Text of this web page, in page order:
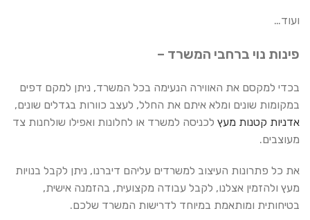
ועוד…
פינות נוי ברחבי המשרד –
בכדי למקסם את האווירה הנעימה בכל המשרד, ניתן למקם דפים
במקומות שונים ומלא איתם את החלל, לעצב כוורות בגדלים שונים,
אדניות קטנות מעץ לכניסה למשרד או לחלונות ואפילו שולחנות צד
מעוצבים.
את כל פתרונות העיצוב למשרדים עליהם דיברנו, ניתן לקבל בנויות
מעץ ולהזמין אצלנו, לקבל עבודה מקצועית, בהזמנה אישית,
בטיחותית ומותאמת במיוחד לדרישות המשרד שלכם.